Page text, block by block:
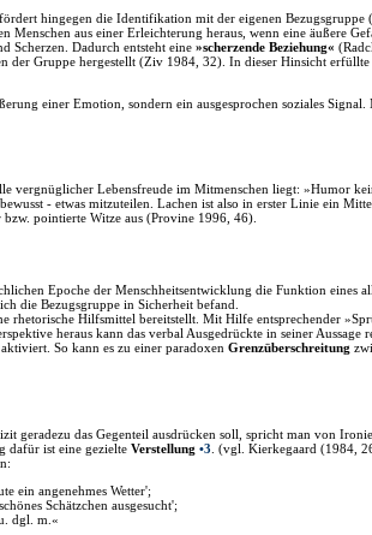
hingegen die Identifikation mit der eigenen
aus einer Erleichterung heraus, wenn eine äußere
Scherzen. Dadurch entsteht eine »scherzende Beziehung«
der Gruppe hergestellt (Ziv 1984, 32). In dieser Hinsicht
einer Emotion, sondern ein ausgesprochen soziales
vergnüglicher Lebensfreude im Mitmenschen liegt: »Humor
- etwas mitzuteilen. Lachen ist also in erster Linie ein
pointierte Witze aus (Provine 1996, 46).
Epoche der Menschheitsentwicklung die Funktion eines
die Bezugsgruppe in Sicherheit befand.
rhetorische Hilfsmittel bereitstellt. Mit Hilfe entsprechender
heraus kann das verbal Ausgedrückte in seiner
So kann es zu einer paradoxen Grenzüberschreitung
geradezu das Gegenteil ausdrücken soll, spricht man von
dafür ist eine gezielte Verstellung •3 (vgl. Kierkegaard (1984,
ein angenehmes Wetter';
Schätzchen ausgesucht';
dgl. m.«